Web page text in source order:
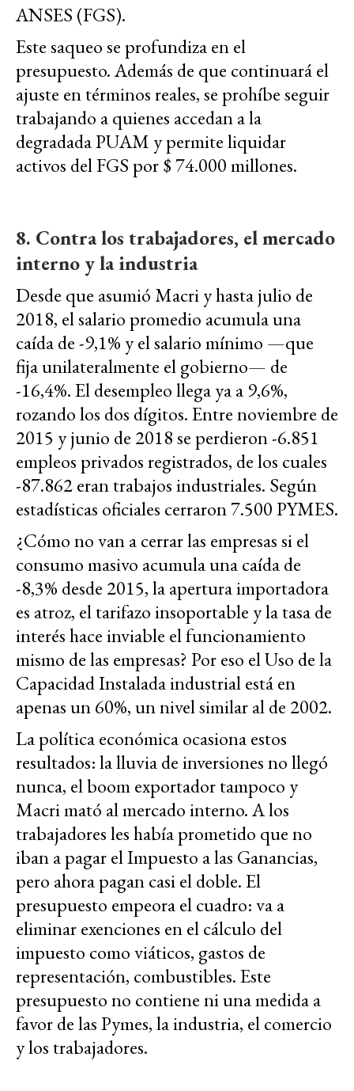
ANSES (FGS).
Este saqueo se profundiza en el
presupuesto. Además de que continuará el
ajuste en términos reales, se prohíbe seguir
trabajando a quienes accedan a la
degradada PUAM y permite liquidar
activos del FGS por $ 74.000 millones.
8. Contra los trabajadores, el mercado
interno y la industria
Desde que asumió Macri y hasta julio de
2018, el salario promedio acumula una
caída de -9,1% y el salario mínimo —que
fija unilateralmente el gobierno— de
-16,4%. El desempleo llega ya a 9,6%,
rozando los dos dígitos. Entre noviembre de
2015 y junio de 2018 se perdieron -6.851
empleos privados registrados, de los cuales
-87.862 eran trabajos industriales. Según
estadísticas oficiales cerraron 7.500 PYMES.
¿Cómo no van a cerrar las empresas si el
consumo masivo acumula una caída de
-8,3% desde 2015, la apertura importadora
es atroz, el tarifazo insoportable y la tasa de
interés hace inviable el funcionamiento
mismo de las empresas? Por eso el Uso de la
Capacidad Instalada industrial está en
apenas un 60%, un nivel similar al de 2002.
La política económica ocasiona estos
resultados: la lluvia de inversiones no llegó
nunca, el boom exportador tampoco y
Macri mató al mercado interno. A los
trabajadores les había prometido que no
iban a pagar el Impuesto a las Ganancias,
pero ahora pagan casi el doble. El
presupuesto empeora el cuadro: va a
eliminar exenciones en el cálculo del
impuesto como viáticos, gastos de
representación, combustibles. Este
presupuesto no contiene ni una medida a
favor de las Pymes, la industria, el comercio
y los trabajadores.